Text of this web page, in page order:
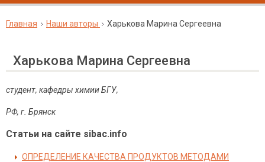
Главная Наши авторы Харькова Марина Сергеевна
Харькова Марина Сергеевна
студент, кафедры химии БГУ,
РФ, г. Брянск
Статьи на сайте sibac.info
ОПРЕДЕЛЕНИЕ КАЧЕСТВА ПРОДУКТОВ МЕТОДАМИ